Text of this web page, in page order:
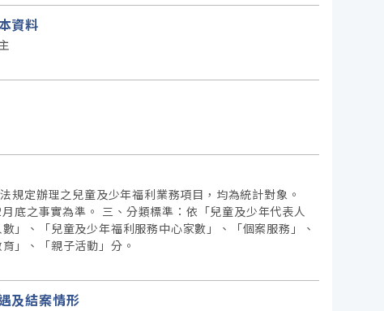
資料
定辦理之兒童及少年福利業務項目，均為統計對象。
底之事實為準。 三、分類標準：依「兒童及少年代表人
」、「兒童及少年福利服務中心家數」、「個案服務」、
」、「親子活動」分。
及結案情形